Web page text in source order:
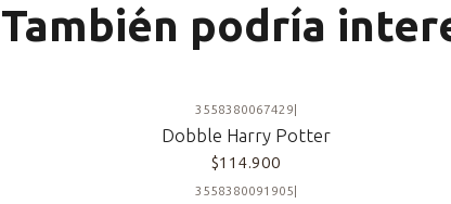
También podría
3558380067429
Dobble Harry Potter
$114.900
3558380091905|